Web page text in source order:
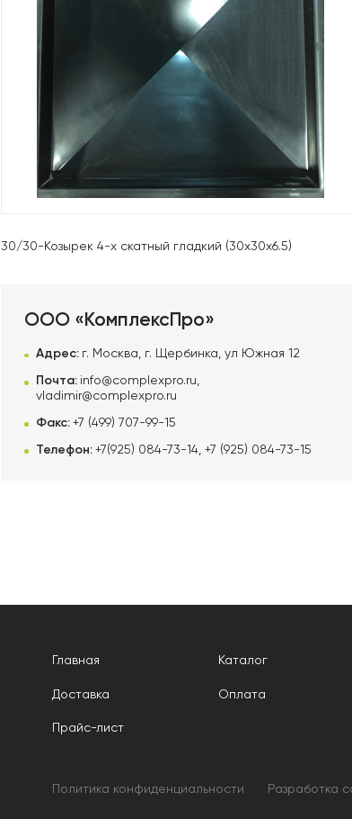
30/30-Козырек 4-х скатный гладкий (30x30x6.5)
ООО «КомплексПро»
Адрес: г. Москва, г. Щербинка, ул Южная 12
Почта: info@complexpro.ru,
vladimir@complexpro.ru
Факс: +7 (499) 707-99-15
Телефон: +7(925) 084-73-14 ,+7 (925) 084-73-15
Главная Каталог
Доставка Оплата
Прайс-лист
Политика конфиденциальности Разработка